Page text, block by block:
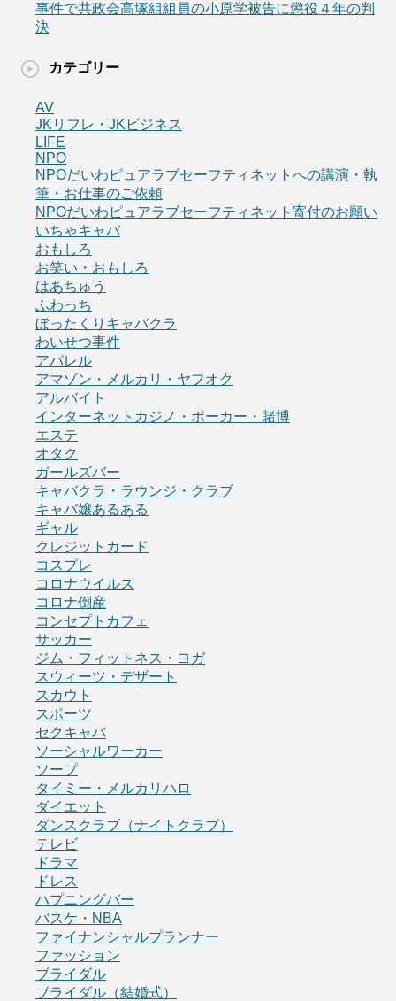
事件で共政会高塚組組員の小原学被告に懲役４年の判
決
カテゴリー
AV
JKリフレ・JKビジネス
LIFE
NPO
NPOだいわピュアラブセーフティネットへの講演・執
筆・お仕事のご依頼
NPOだいわピュアラブセーフティネット寄付のお願い
いちゃキャバ
おもしろ
お笑い・おもしろ
はあちゅう
ふわっち
ぼったくりキャバクラ
わいせつ事件
アパレル
アマゾン・メルカリ・ヤフオク
アルバイト
インターネットカジノ・ポーカー・賭博
エステ
オタク
ガールズバー
キャバクラ・ラウンジ・クラブ
キャバ嬢あるある
ギャル
クレジットカード
コスプレ
コロナウイルス
コロナ倒産
コンセプトカフェ
サッカー
ジム・フィットネス・ヨガ
スウィーツ・デザート
スカウト
スポーツ
セクキャバ
ソーシャルワーカー
ソープ
タイミー・メルカリハロ
ダイエット
ダンスクラブ（ナイトクラブ）
テレビ
ドラマ
ドレス
ハプニングバー
バスケ・NBA
ファイナンシャルプランナー
ファッション
ブライダル
ブライダル（結婚式）